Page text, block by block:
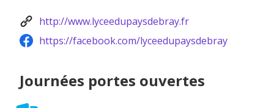
http://www.lyceedupaysdebray.fr
https://facebook.com/lyceedupaysdebray
Journées portes ouvertes